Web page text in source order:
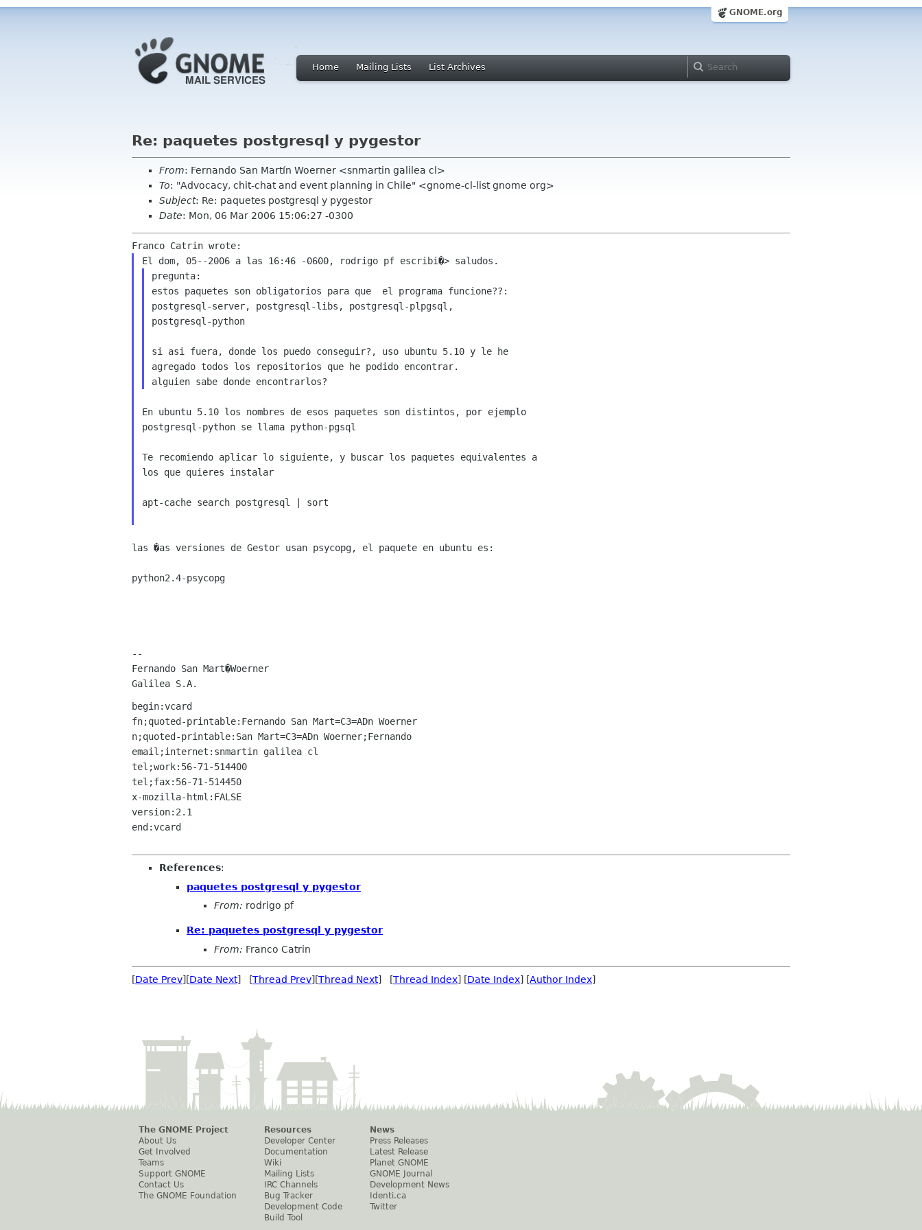
GNOME.org
Home Mailing Lists List Archives
Re: paquetes postgresql y pygestor
From: Fernando San Martín Woerner <snmartin galilea cl>
To: "Advocacy, chit-chat and event planning in Chile" <gnome-cl-list gnome org>
Subject: Re: paquetes postgresql y pygestor
Date: Mon, 06 Mar 2006 15:06:27 -0300
El dom, 05--2006 a las 16:46 -0600, rodrigo pf escribi�> saludos.
pregunta:
estos paquetes son obligatorios para que  el programa funcione??:
postgresql-server, postgresql-libs, postgresql-plpgsql,
postgresql-python
agregado todos los repositorios que he podido encontrar.
En ubuntu 5.10 los nombres de esos paquetes son distintos, por ejemplo
postgresql-python se llama python-pgsql
Te recomiendo aplicar lo siguiente, y buscar los paquetes equivalentes a
los que quieres instalar
apt-cache search postgresql | sort
las �as versiones de Gestor usan psycopg, el paquete en ubuntu es:
python2.4-psycopg
--
Fernando San Mart�Woerner
begin:vcard
fn;quoted-printable:Fernando San Mart=C3=ADn Woerner
n;quoted-printable:San Mart=C3=ADn Woerner;Fernando
email;internet:snmartin galilea cl
tel;work:56-71-514400
tel;fax:56-71-514450
x-mozilla-html:FALSE
version:2.1
end:vcard
References:
paquetes postgresql y pygestor
From: rodrigo pf
Re: paquetes postgresql y pygestor
From: Franco Catrin
[Date Prev][Date Next] [Thread Prev][Thread Next] [Thread Index] [Date Index] [Author Index]
The GNOME Project
About Us
Get Involved
Teams
Support GNOME
Contact Us
The GNOME Foundation
Resources
Developer Center
Documentation
Wiki
Mailing Lists
IRC Channels
Bug Tracker
Development Code
Build Tool
News
Press Releases
Latest Release
Planet GNOME
GNOME Journal
Development News
Identi.ca
Twitter